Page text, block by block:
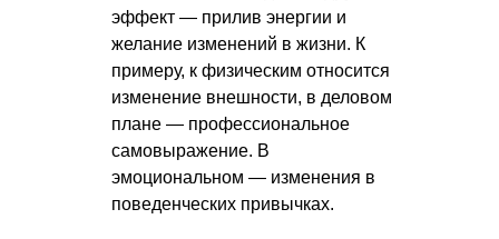
эффект — прилив энергии и
желание изменений в жизни. К
примеру, к физическим относится
изменение внешности, в деловом
плане — профессиональное
самовыражение. В
эмоциональном — изменения в
поведенческих привычках.